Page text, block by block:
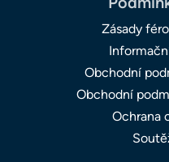
Zásady
Obchodní
Obchodní
Ochrana